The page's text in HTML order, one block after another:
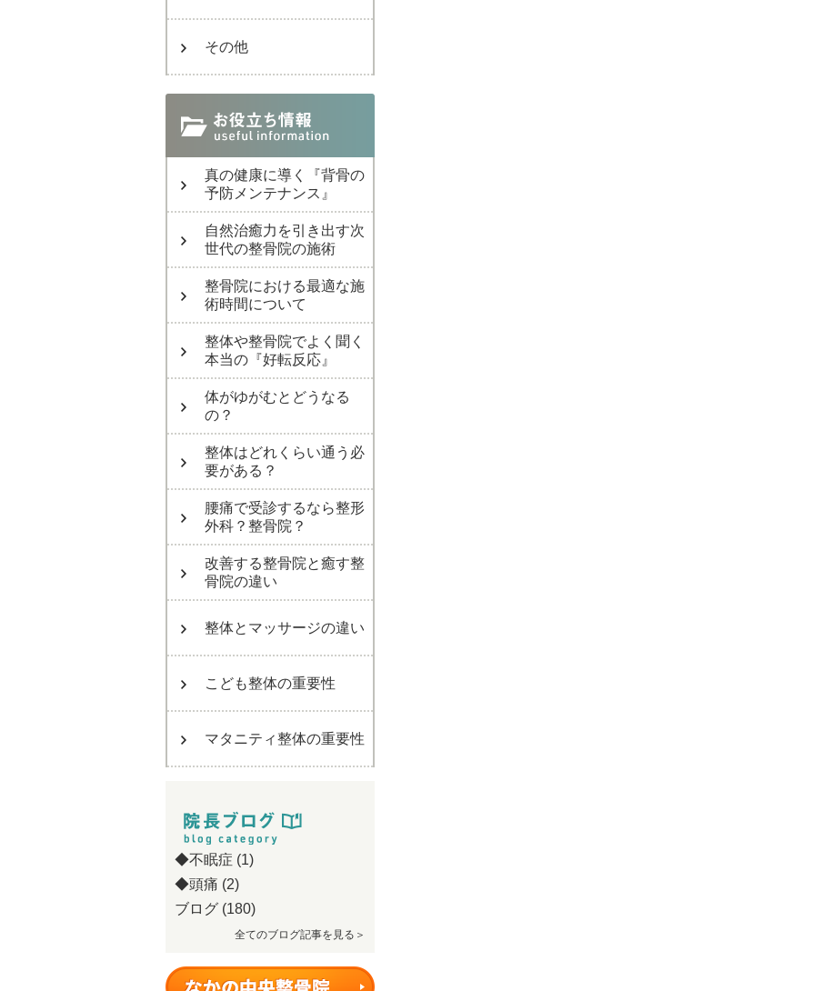
その他
真の健康に導く『背骨の
予防メンテナンス』
自然治癒力を引き出す次
世代の整骨院の施術
整骨院における最適な施
術時間について
整体や整骨院でよく聞く
本当の『好転反応』
体がゆがむとどうなる
の？
整体はどれくらい通う必
要がある？
腰痛で受診するなら整形
外科？整骨院？
改善する整骨院と癒す整
骨院の違い
整体とマッサージの違い
こども整体の重要性
マタニティ整体の重要性
◆不眠症 (1)
◆頭痛 (2)
ブログ (180)
全てのブログ記事を見る＞